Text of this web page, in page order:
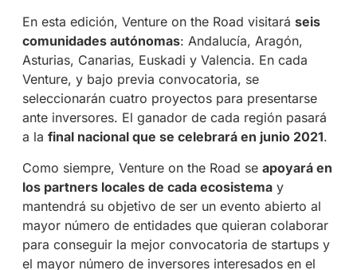
En esta edición, Venture on the Road visitará seis
comunidades autónomas: Andalucía, Aragón,
Asturias, Canarias, Euskadi y Valencia. En cada
Venture, y bajo previa convocatoria, se
seleccionarán cuatro proyectos para presentarse
ante inversores. El ganador de cada región pasará
a la final nacional que se celebrará en junio 2021.
Como siempre, Venture on the Road se apoyará en
los partners locales de cada ecosistemay
mantendrá su objetivo de ser un evento abierto al
mayor número de entidades que quieran colaborar
para conseguir la mejor convocatoria de startups y
el mayor número de inversores interesados en el